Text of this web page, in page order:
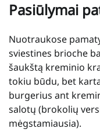
Pasiūlymai
Nuotraukose
sviestines brioche
šaukštą kreminio
tokiu būdu, bet
burgerius ant
salotų (brokolių
mėgstamiausia).